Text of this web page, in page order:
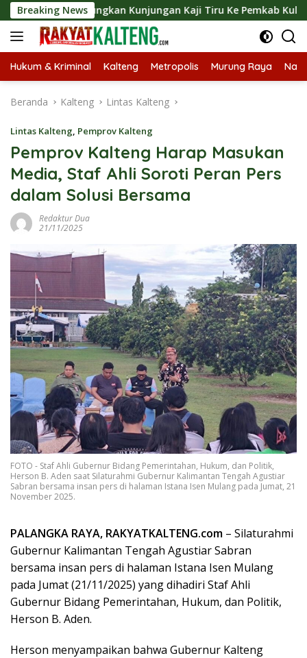
Langsung
ke
konten
Breaking NewsKunjungan Kaji Tiru Ke Pemkab Kulon Progo
Hukum & Kriminal Kalteng Metropolis Murung Raya
Beranda Kalteng Lintas Kalteng
Lintas Kalteng, Pemprov Kalteng
Pemprov Kalteng Harap Masukan
Media, Staf Ahli Soroti Peran Pers
dalam Solusi Bersama
Redaktur Dua
21/11/2025
FOTO - Staf Ahli Gubernur Bidang Pemerintahan, Hukum, dan Politik,
Herson B. Aden saat Silaturahmi Gubernur Kalimantan Tengah Agustiar
Sabran bersama insan pers di halaman Istana Isen Mulang pada Jumat, 21
November 2025.
PALANGKA RAYA, RAKYATKALTENG.com – Silaturahmi
Gubernur Kalimantan Tengah Agustiar Sabran
bersama insan pers di halaman Istana Isen Mulang
pada Jumat (21/11/2025) yang dihadiri Staf Ahli
Gubernur Bidang Pemerintahan, Hukum, dan Politik,
Herson B. Aden.
Herson menyampaikan bahwa Gubernur Kalteng